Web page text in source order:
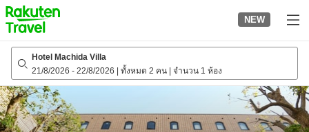
to
top
page
NEW
Hotel Machida Villa
21/8/2026 - 22/8/2026 ทั้งหมด 2 คน จำนวน 1 ห้อง